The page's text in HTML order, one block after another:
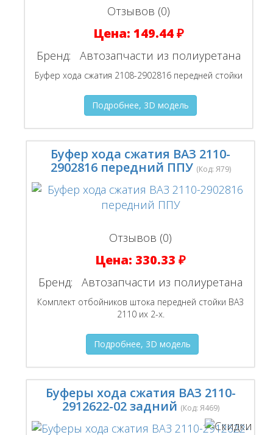
Отзывов (0)
Цена:149.44 ₽
Бренд: Автозапчасти из полиуретана
Буфер хода сжатия 2108-2902816 передней стойки
Подробнее, 3D модель
Буфер хода сжатия ВАЗ 2110-
2902816 передний ППУ (Код: Я79)
Отзывов (0)
Цена: 330.33 ₽
Бренд: Автозапчасти из полиуретана
Комплект отбойников штока передней стойки ВАЗ
2110 их 2-х.
Подробнее, 3D модель
Буферы хода сжатия ВАЗ 2110-
2912622-02 задний (Код: Я469)